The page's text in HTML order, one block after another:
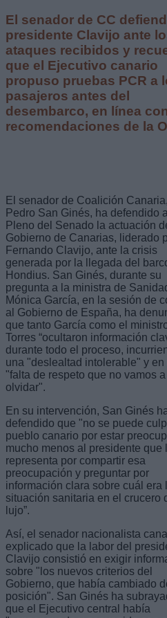
El senador de CC
presidente Clavijo ante
ataques recibidos y
que el Ejecutivo canario
propuso pruebas PCR a
pasajeros antes del
desembarco, en línea
recomendaciones de la
El senador de Coalición Canaria,
Pedro San Ginés, ha defendido
Pleno del Senado la actuación
Gobierno de Canarias, liderado
Fernando Clavijo, ante la crisis
generada por la llegada del
Hondius. San Ginés, durante su
pregunta a la ministra de
Mónica García, en la sesión de
al Gobierno de España, ha
que tanto García como el
Torres “ocultaron información
durante todo el proceso,
una "deslealtad intolerable" y en
"falta de respeto que no vamos a
olvidar".
En su intervención, San Ginés
defendido que "no se puede
pueblo canario por estar
mucho menos al presidente que
representa por compartir esa
preocupación y preguntar por
información clara sobre cuál era
situación sanitaria en el crucero
lujo”.
Así, el senador nacionalista
explicado que la labor del
Clavijo consistió en exigir
sobre "los nuevos criterios del
Gobierno, que había cambiado
posición". San Ginés ha
que el Ejecutivo central había